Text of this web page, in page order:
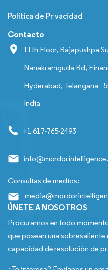
Política de Privacidad
Contacto
11th Floor, Rajapushpa
Nanakramguda Rd,
Hyderabad, Telangana -
India
+1 617-765-2493
Consultas de medios:
ÚNETE A NOSOTROS
Procuramos en todo
que posean una
capacidad de resolución de